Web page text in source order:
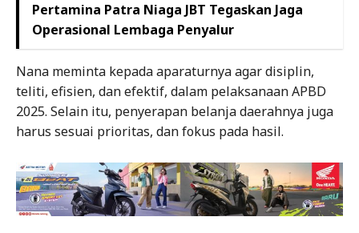
Pertamina Patra Niaga JBT Tegaskan Jaga
Operasional Lembaga Penyalur
Nana meminta kepada aparaturnya agar disiplin,
teliti, efisien, dan efektif, dalam pelaksanaan APBD
2025. Selain itu, penyerapan belanja daerahnya juga
harus sesuai prioritas, dan fokus pada hasil.